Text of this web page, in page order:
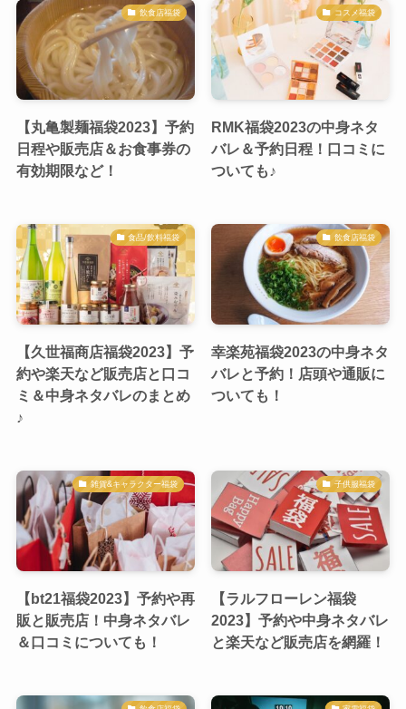
飲食店福袋
【丸亀製麺福袋2023】予約
日程や販売店＆お食事券の
有効期限など！
コスメ福袋
RMK福袋2023の中身ネタ
バレ＆予約日程！口コミに
ついても♪
食品/飲料福袋
【久世福商店福袋2023】予
約や楽天など販売店と口コ
ミ＆中身ネタバレのまとめ
♪
飲食店福袋
幸楽苑福袋2023の中身ネタ
バレと予約！店頭や通販に
ついても！
雑貨&キャラクター福袋
【bt21福袋2023】予約や再
販と販売店！中身ネタバレ
＆口コミについても！
子供服福袋
【ラルフローレン福袋
2023】予約や中身ネタバレ
と楽天など販売店を網羅！